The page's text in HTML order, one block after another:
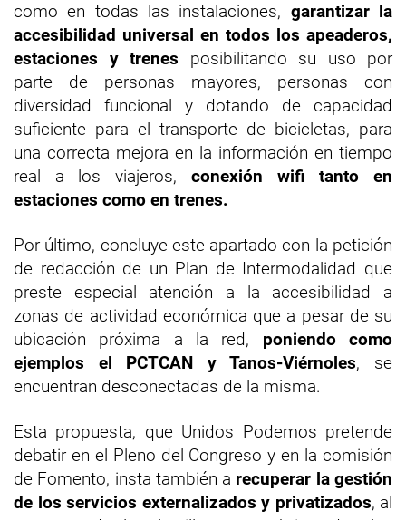
como en todas las instalaciones, garantizar la
accesibilidad universal en todos los apeaderos,
estaciones y trenes posibilitando su uso por
parte de personas mayores, personas con
diversidad funcional y dotando de capacidad
suficiente para el transporte de bicicletas, para
una correcta mejora en la información en tiempo
real a los viajeros, conexión wifi tanto en
estaciones como en trenes.
Por último, concluye este apartado con la petición
de redacción de un Plan de Intermodalidad que
preste especial atención a la accesibilidad a
zonas de actividad económica que a pesar de su
ubicación próxima a la red, poniendo como
ejemplos el PCTCAN y Tanos-Viérnoles, se
encuentran desconectadas de la misma.
Esta propuesta, que Unidos Podemos pretende
debatir en el Pleno del Congreso y en la comisión
de Fomento, insta también a recuperar la gestión
de los servicios externalizados y privatizados, al